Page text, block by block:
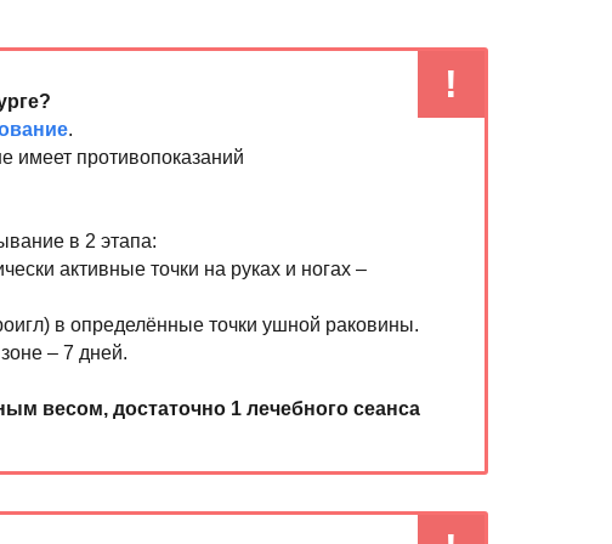
.
имеет противопоказаний
в 2 этапа:
активные точки на руках и ногах –
в определённые точки ушной раковины.
– 7 дней.
весом, достаточно 1 лечебного сеанса